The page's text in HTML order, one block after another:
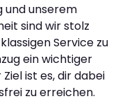
und unserem
sind wir stolz
Service zu
ein wichtiger
ist es, dir dabei
zu erreichen.